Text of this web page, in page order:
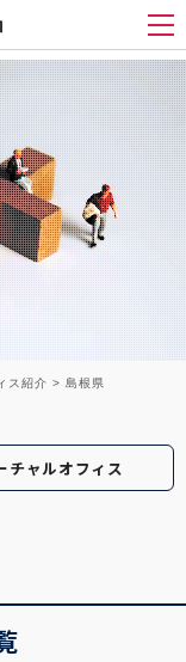
メ
ス紹介 > 島根県
チャルオフィス